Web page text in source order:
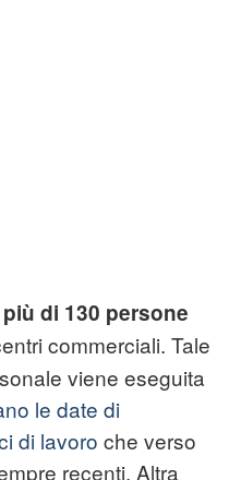
più di 130 persone
commerciali. Tale
viene eseguita
le date di
di lavoro che verso
recenti. Altra